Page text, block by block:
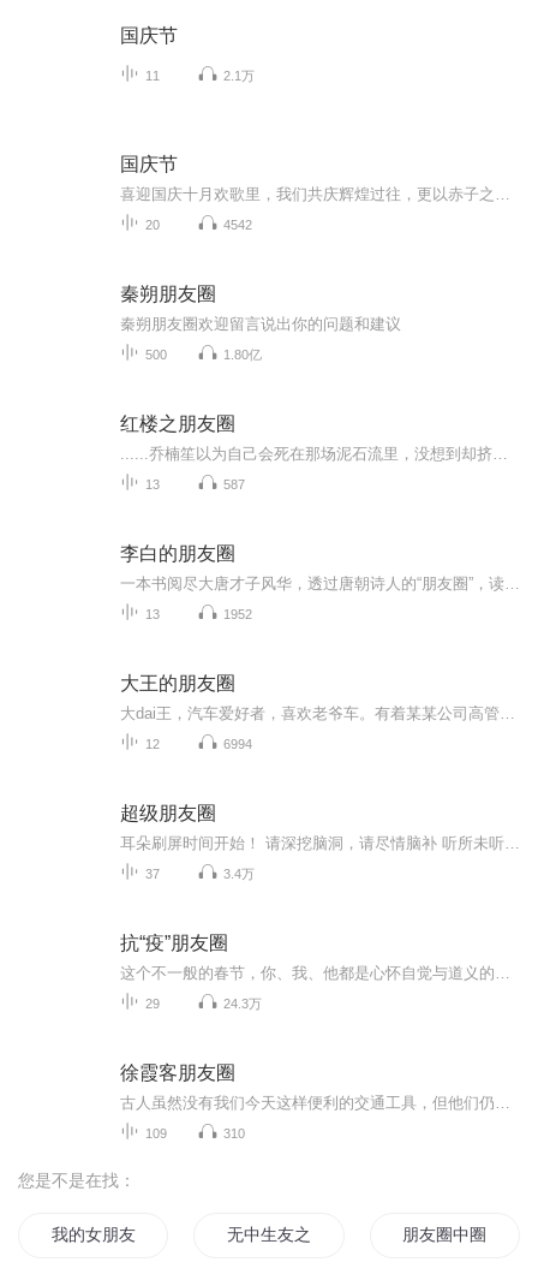
国庆节
11 2.1万
国庆节
20 4542
秦朔朋友圈
秦朔朋友圈欢迎留言说出你的问题和建议
500 1.80亿
红楼之朋友圈
13 587
李白的朋友圈
13 1952
大王的朋友圈
12 6994
超级朋友圈
37 3.4万
抗“疫”朋友圈
29 24.3万
徐霞客朋友圈
109 310
您是不是在找：
我的女朋友们 无中生友之天道是我朋友朋友圈中圈